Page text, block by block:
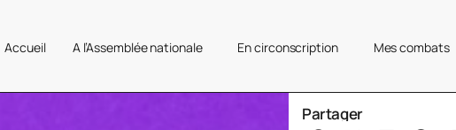
Accueil A l’Assemblée nationale En circonscription Mes combats
Partager